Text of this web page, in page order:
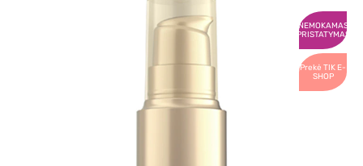
NEMOKAMAS
PRISTATYMAS
Prekė TIK E-
SHOP